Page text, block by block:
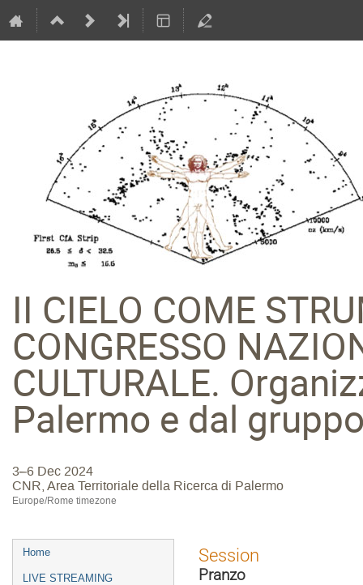
II CIELO COME
CONGRESSO
CULTURALE.
Palermo e dal
3–6 Dec 2024
CNR, Area Territoriale della Ricerca di Palermo
Europe/Rome timezone
Event
menu
Home
LIVE STREAMING
Session
Pranzo